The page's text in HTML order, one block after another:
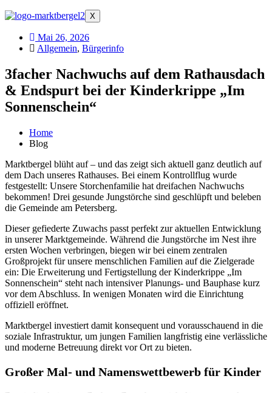
X
Mai 26, 2026
Allgemein, Bürgerinfo
3facher Nachwuchs auf dem Rathausdach
& Endspurt bei der Kinderkrippe „Im
Sonnenschein“
Home
Blog
Marktbergel blüht auf – und das zeigt sich aktuell ganz deutlich auf
dem Dach unseres Rathauses. Bei einem Kontrollflug wurde
festgestellt: Unsere Storchenfamilie hat dreifachen Nachwuchs
bekommen! Drei gesunde Jungstörche sind geschlüpft und beleben
die Gemeinde am Petersberg.
Dieser gefiederte Zuwachs passt perfekt zur aktuellen Entwicklung
in unserer Marktgemeinde. Während die Jungstörche im Nest ihre
ersten Wochen verbringen, biegen wir bei einem zentralen
Großprojekt für unsere menschlichen Familien auf die Zielgerade
ein: Die Erweiterung und Fertigstellung der Kinderkrippe „Im
Sonnenschein“ steht nach intensiver Planungs- und Bauphase kurz
vor dem Abschluss. In wenigen Monaten wird die Einrichtung
offiziell eröffnet.
Marktbergel investiert damit konsequent und vorausschauend in die
soziale Infrastruktur, um jungen Familien langfristig eine verlässliche
und moderne Betreuung direkt vor Ort zu bieten.
Großer Mal- und Namenswettbewerb für Kinder